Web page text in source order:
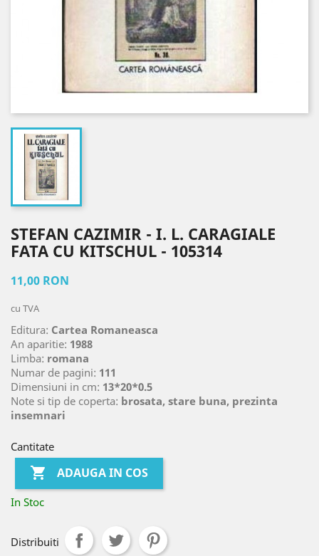
STEFAN CAZIMIR - I. L. CARAGIALE
FATA CU KITSCHUL - 105314
11,00 RON
cu TVA
Editura: Cartea Romaneasca
An aparitie: 1988
Limba: romana
Numar de pagini: 111
Dimensiuni in cm: 13*20*0.5
Note si tip de coperta: brosata, stare buna, prezinta
insemnari
Cantitate
 ADAUGA IN COS
In Stoc
Distribuiti